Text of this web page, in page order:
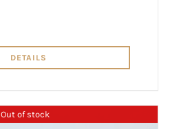
DETAILS
Out of stock